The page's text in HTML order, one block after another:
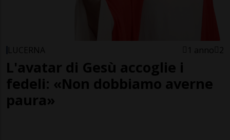
LUCERNA 1 anno 2
L'avatar di Gesù accoglie i
fedeli: «Non dobbiamo averne
paura»